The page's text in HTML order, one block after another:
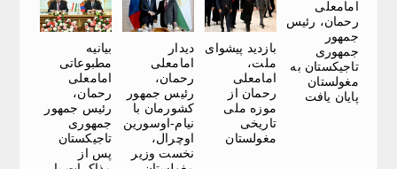
امامعلی
رحمان، رئیس
جمهور
جمهوری
تاجیکستان به
مغولستان
پایان یافت
بازدید پیشوای
ملت،
امامعلی
رحمان از
موزه ملی
تاریخی
مغولستان
دیدار
امامعلی
رحمان،
رئیس جمهور
کشورمان با
نیام-اوسورین
اوچرال،
نخست وزیر
بیانیه
مطبوعاتی
امامعلی
رحمان،
رئیس جمهور
جمهوری
تاجیکستان
پس از